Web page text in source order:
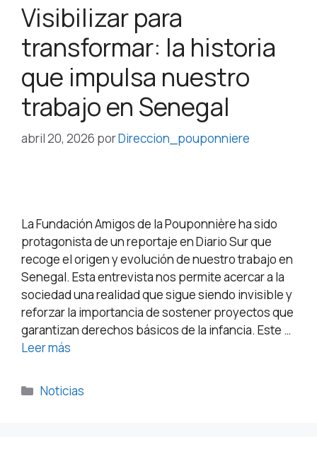
Visibilizar para
transformar: la historia
que impulsa nuestro
trabajo en Senegal
abril 20, 2026 porDireccion_pouponniere
La Fundación Amigos de la Pouponnière ha sido
protagonista de un reportaje en Diario Sur que
recoge el origen y evolución de nuestro trabajo en
Senegal. Esta entrevista nos permite acercar a la
sociedad una realidad que sigue siendo invisible y
reforzar la importancia de sostener proyectos que
garantizan derechos básicos de la infancia. Este …
Leer más
Noticias